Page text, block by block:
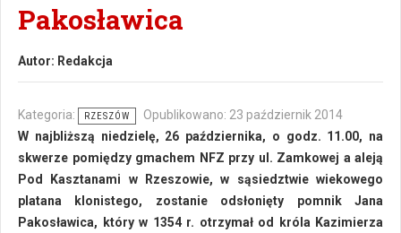
Pakosławica
Autor: Redakcja
Kategoria: RZESZÓW
Opublikowano: 23 październik 2014
W najbliższą niedzielę, 26 października, o godz. 11.00, na
skwerze pomiędzy gmachem NFZ przy ul. Zamkowej a aleją
Pod Kasztanami w Rzeszowie, w sąsiedztwie wiekowego
platana klonistego, zostanie odsłonięty pomnik Jana
Pakosławica, który w 1354 r. otrzymał od króla Kazimierza